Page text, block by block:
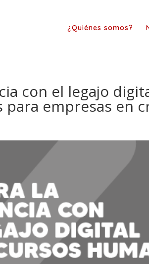
¿Quiénes somos?
con el legajo
para empresas en